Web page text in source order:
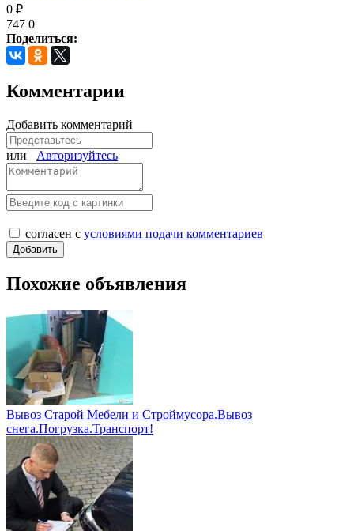
0 ₽
747 0
Поделиться:
Комментарии
Добавить комментарий
или Авторизуйтесь
согласен с условиями подачи комментариев
Похожие объявления
Вывоз Старой Мебели и Строймусора.Вывоз
снега.Погрузка.Транспорт!